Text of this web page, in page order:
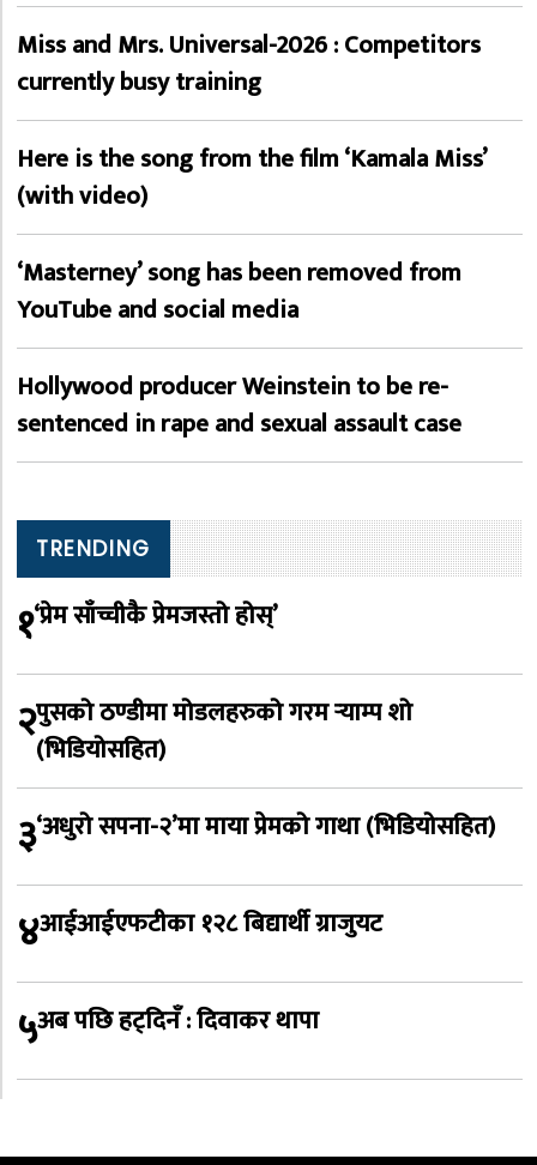
Miss and Mrs. Universal-2026 : Competitors
currently busy training
Here is the song from the film ‘Kamala Miss’
(with video)
‘Masterney’ song has been removed from
YouTube and social media
Hollywood producer Weinstein to be re-
sentenced in rape and sexual assault case
TRENDING
१‘प्रेम साँच्चीकै प्रेमजस्तो होस्’
२पुसको ठण्डीमा मोडलहरुको गरम र्‍याम्प शो
(भिडियोसहित)
३‘अधुरो सपना-२’मा माया प्रेमको गाथा (भिडियोसहित)
४आईआईएफटीका १२८ बिद्यार्थी ग्राजुयट
५अब पछि हट्दिनँ : दिवाकर थापा